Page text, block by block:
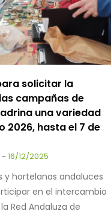
solicitar la
campañas de
una variedad
2026, hasta el 7 de
- 16/12/2025
y hortelanas andaluces
en el intercambio
Red Andaluza de